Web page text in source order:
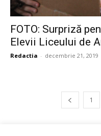
FOTO: Surpriză
Elevii Liceului de
Redactia - decembrie 21, 2019
1